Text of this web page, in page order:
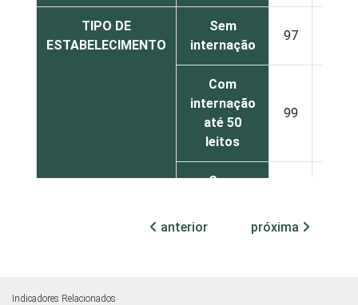
TIPO DE
ESTABELECIMENTO
Sem
internação
97
Com
internação
até 50
leitos
99
Com
mais de 50
anterior próxima
Indicadores Relacionados